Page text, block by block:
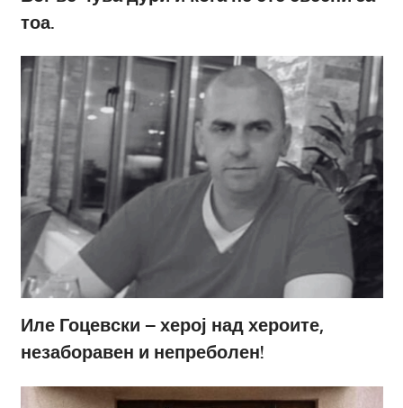
тоа.
Иле Гоцевски – херој над хероите,
незаборавен и непреболен!